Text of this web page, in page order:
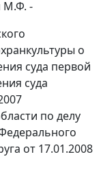
М.Ф. -
о
суда первой
суда
по делу
от 17.01.2008